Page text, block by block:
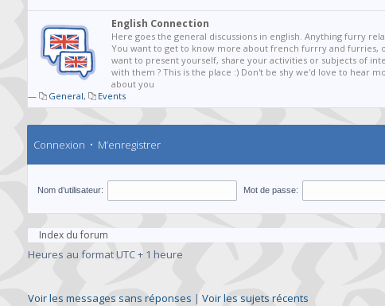
English Connection
Here goes the general discussions in english. Anything furry
You want to get to know more about french furrry and furries,
want to present yourself, share your activities or subjects of
with them ? This is the place :) Don't be shy we'd love to hear
about you
—
General, Events
Connexion • M’enregistrer
Nom d’utilisateur: Mot de passe:
Index du forum
Heures au format UTC + 1 heure
Voir les messages sans réponses | Voir les sujets récents